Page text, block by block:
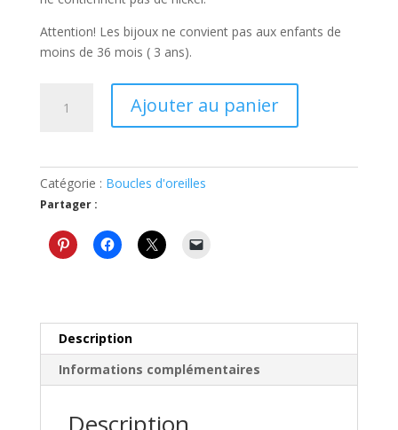
Attention! Les bijoux ne convient pas aux enfants de
moins de 36 mois ( 3 ans).
grises
Ajouter au panier
Catégorie : Boucles d'oreilles
Partager :
Description
Informations complémentaires